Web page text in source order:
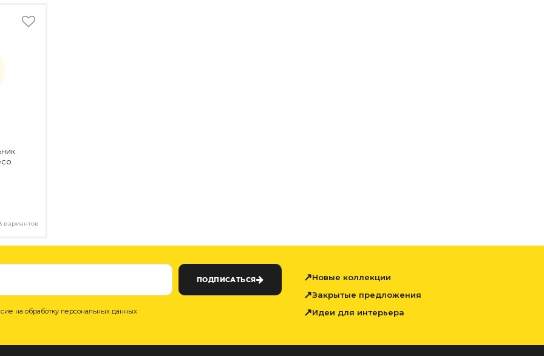
вариантов
ПОДПИСАТЬСЯ
на обработку персональных данных
Новые коллекции
Закрытые предложения
Идеи для интерьера